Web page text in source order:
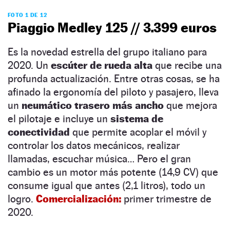
FOTO 1 DE 12
Piaggio Medley 125 // 3.399 euros
Es la novedad estrella del grupo italiano para
2020. Un escúter de rueda alta que recibe una
profunda actualización. Entre otras cosas, se ha
afinado la ergonomía del piloto y pasajero, lleva
un neumático trasero más ancho que mejora
el pilotaje e incluye un sistema de
conectividad que permite acoplar el móvil y
controlar los datos mecánicos, realizar
llamadas, escuchar música… Pero el gran
cambio es un motor más potente (14,9 CV) que
consume igual que antes (2,1 litros), todo un
logro. Comercialización: primer trimestre de
2020.